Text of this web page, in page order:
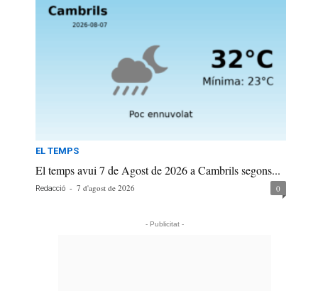
EL TEMPS
El temps avui 7 de Agost de 2026 a Cambrils segons...
Redacció - 7 d'agost de 2026 0
- Publicitat -